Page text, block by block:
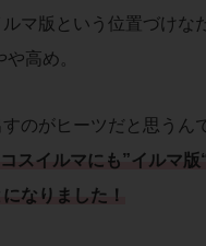
マ版という位置づけな
高め。
のがヒーツだと思うん
スイルマにも”イルマ版
なりました！